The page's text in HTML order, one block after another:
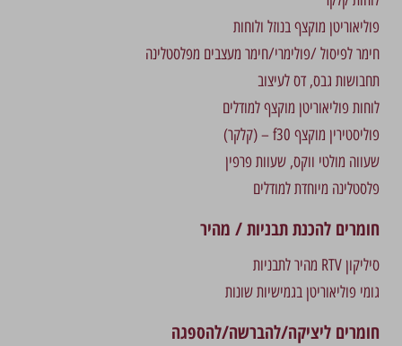
פוליאוריטן מוקצף בנוזל ולוחות
חימר לפיסול /פולימרי/חימר מעצבים מפלסטלינה
תחבושות גבס, דס לעיצוב
לוחות פוליאוריטן מוקצף למודלים
פוליסטירין מוקצף f30 – (קלקר)
שעווה מולטי ווקס, שעוות פרפין
פלסטלינה מיוחדת למודלים
חומרים להכנת תבניות / מהיר
סיליקון RTV מהיר לתבניות
גומי פוליאוריטן בגמישיות שונות
חומרים ליציקה/להברשה/להספגה